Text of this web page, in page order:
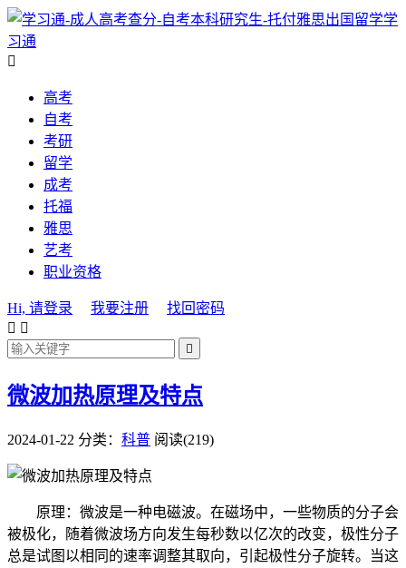
学
习通

高考
自考
考研
留学
成考
托福
雅思
艺考
职业资格
Hi, 请登录 我要注册
找回密码
 

微波加热原理及特点
2024-01-22 分类： 科普 阅读(219)
原理：微波是一种电磁波。在磁场中，一些物质的分子会
被极化，随着微波场方向发生每秒数以亿次的改变，极性分子
总是试图以相同的速率调整其取向，引起极性分子旋转。当这